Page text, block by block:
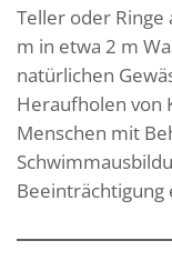
Teller oder Ringe
m in etwa 2 m
natürlichen
Heraufholen von
Menschen mit
Beeinträchtigung